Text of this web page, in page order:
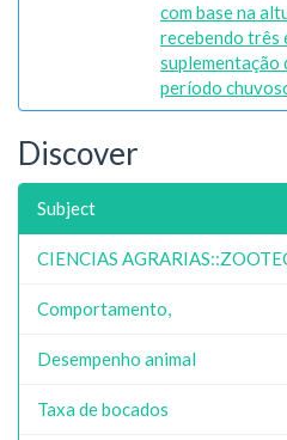
com base na
recebendo três
suplementação
período
Discover
Subject
CIENCIAS
Comportamento,
Desempenho animal
Taxa de bocados